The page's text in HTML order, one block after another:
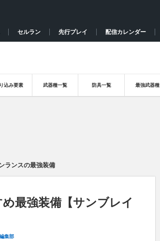
セルラン 先行プレイ 配信カレンダー
込み要素 武器種一覧 防具一覧 最強武器種
ランスの最強装備
最強装備【サンブレイ
集部